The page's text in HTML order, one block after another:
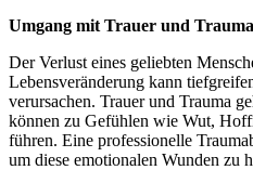
Umgang mit Trauer und Trauma
Der Verlust eines geliebten
Lebensveränderung kann
verursachen. Trauer und Trauma
können zu Gefühlen wie Wut,
führen. Eine professionelle
um diese emotionalen Wunden zu